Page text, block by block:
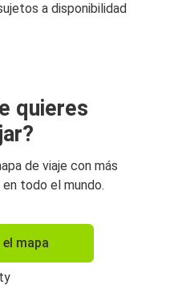
a disponibilidad
quieres
de viaje con más
todo el mundo.
mapa